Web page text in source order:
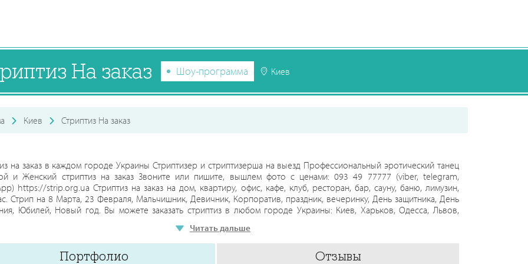
На заказ Шоу-программа Киев
Киев Стриптиз На заказ
на заказ в каждом городе Украины Стриптизер и стриптизерша на выезд Профессиональный эротический танец
и Женский стриптиз на заказ Звоните или пишите, вышлем фото с ценами: 093 49 77777 (viber, telegram,
https://strip.org.ua Стриптиз на заказ на дом, квартиру, офис, кафе, клуб, ресторан, бар, сауну, баню, лимузин,
Стрип на 8 Марта, 23 Февраля, Мальчишник, Девичник, Корпоратив, праздник, вечеринку, День защитника, День
Юбилей, Новый год. Вы можете заказать стриптиз в любом городе Украины: Киев, Харьков, Одесса, Львов,
Тернополь, Ужгород, Херсон, Хмельницкий, Черкассы, Чернигов, Черновцы, Белая Церковь, Умань, Кременчуг,
Днепропетровск, Кривой Рог Всеукраинское агентство стриптиза на заказ - Красная Шапочка®
Читать дальше
Портфолио Отзывы